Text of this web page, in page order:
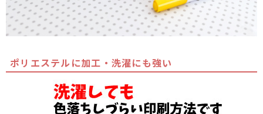
ポリエステルに加工・洗濯にも強い